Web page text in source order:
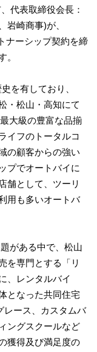
代表取締役会長：
崎商事)が、
ナーシップ契約を締
。
を有しており、
・松山・高知にて
大級の豊富な品揃
イフのトータルコ
の顧客からの強い
プでオートバイに
舗として、ツーリ
用も多いオートバ
がある中で、松山
を専門とする「リ
、レンタルバイ
となった共同住宅
レース、カスタムバ
ングスクールなど
獲得及び満足度の